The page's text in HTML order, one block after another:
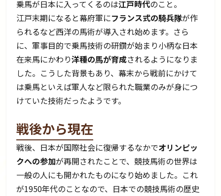
乗馬が日本に入ってくるのは江戸時代のこと。
江戸末期になると幕府軍にフランス式の騎兵隊が作
られるなど西洋の馬術が導入され始めます。さら
に、軍事目的で乗馬技術の研鑽が始まり小柄な日本
在来馬にかわり洋種の馬が育成されるようになりま
した。こうした背景もあり、幕末から戦前にかけて
は乗馬といえば軍人など限られた職業のみが身につ
けていた技術だったようです。
戦後から現在
戦後、日本が国際社会に復帰するなかでオリンピッ
クへの参加が再開されたことで、競技馬術の世界は
一般の人にも開かれたものになり始めました。これ
が1950年代のことなので、日本での競技馬術の歴史